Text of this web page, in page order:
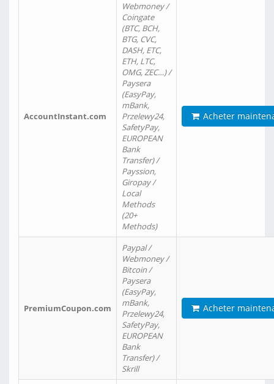
AccountInstant.com
Webmoney /
Coingate
(BTC, BCH,
BTG, CVC,
DASH, ETC,
ETH, LTC,
OMG, ZEC…) /
Paysera
(EasyPay,
mBank,
Przelewy24,
SafetyPay,
EUROPEAN
Bank
Transfer) /
Payssion,
Giropay /
Local
Methods
(20+
Methods)
Acheter
PremiumCoupon.com
Paypal /
Webmoney /
Bitcoin /
Paysera
(EasyPay,
mBank,
Przelewy24,
SafetyPay,
EUROPEAN
Bank
Transfer) /
Skrill
Acheter